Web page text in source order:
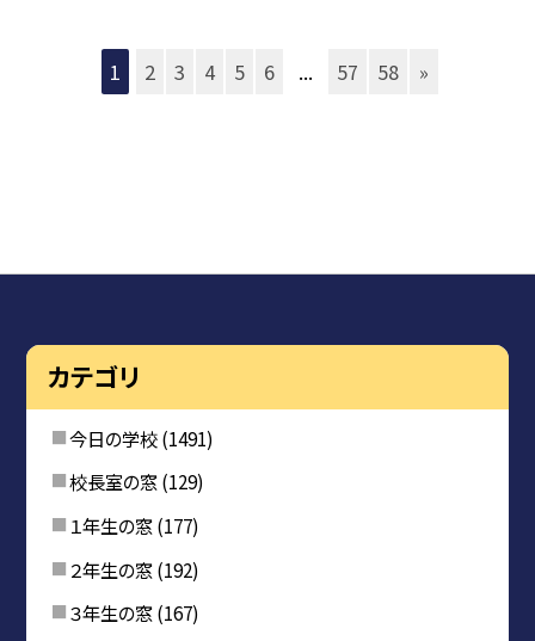
1 2 3 4 5 6 ... 57 58 »
カテゴリ
今日の学校(1491)
校長室の窓(129)
１年生の窓(177)
２年生の窓(192)
３年生の窓(167)